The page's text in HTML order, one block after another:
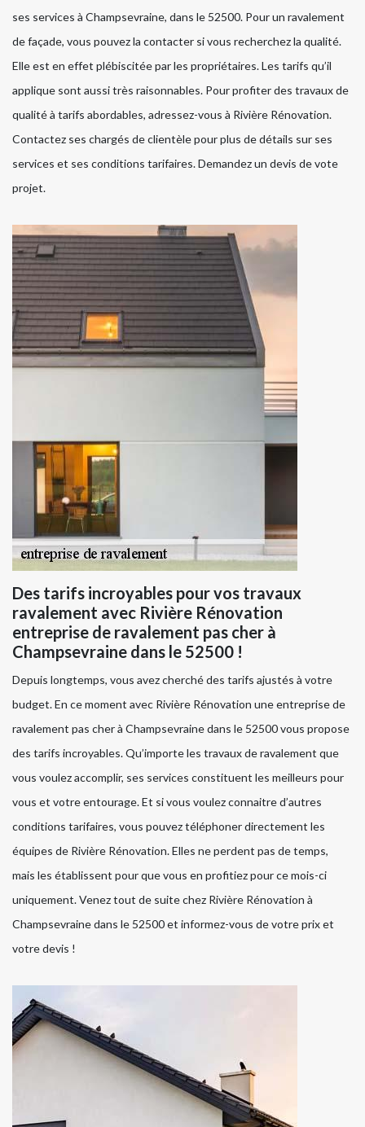
ses services à Champsevraine, dans le 52500. Pour un ravalement
de façade, vous pouvez la contacter si vous recherchez la qualité.
Elle est en effet plébiscitée par les propriétaires. Les tarifs qu’il
applique sont aussi très raisonnables. Pour profiter des travaux de
qualité à tarifs abordables, adressez-vous à Rivière Rénovation.
Contactez ses chargés de clientèle pour plus de détails sur ses
services et ses conditions tarifaires. Demandez un devis de vote
projet.
Des tarifs incroyables pour vos travaux
ravalement avec Rivière Rénovation
entreprise de ravalement pas cher à
Champsevraine dans le 52500 !
Depuis longtemps, vous avez cherché des tarifs ajustés à votre
budget. En ce moment avec Rivière Rénovation une entreprise de
ravalement pas cher à Champsevraine dans le 52500 vous propose
des tarifs incroyables. Qu’importe les travaux de ravalement que
vous voulez accomplir, ses services constituent les meilleurs pour
vous et votre entourage. Et si vous voulez connaitre d’autres
conditions tarifaires, vous pouvez téléphoner directement les
équipes de Rivière Rénovation. Elles ne perdent pas de temps,
mais les établissent pour que vous en profitiez pour ce mois-ci
uniquement. Venez tout de suite chez Rivière Rénovation à
Champsevraine dans le 52500 et informez-vous de votre prix et
votre devis !